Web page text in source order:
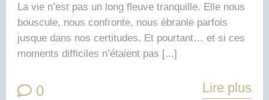
La vie n’est pas un long fleuve tranquille. Elle nous
bouscule, nous confronte, nous ébranle parfois
jusque dans nos certitudes. Et pourtant… et si ces
moments difficiles n’étaient pas [...]
0 Lire plus